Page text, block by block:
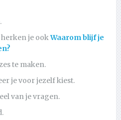
herken je ookWaarom blijf je
te maken.
je voor jezelf kiest.
van je vragen.